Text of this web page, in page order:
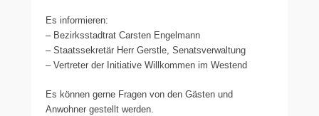
Es informieren:
– Bezirksstadtrat Carsten Engelmann
– Staatssekretär Herr Gerstle, Senatsverwaltung
– Vertreter der Initiative Willkommen im Westend
Es können gerne Fragen von den Gästen und
Anwohner gestellt werden.